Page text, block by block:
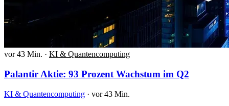
vor 43 Min. · KI & Quantencomputing
Palantir Aktie: 93 Prozent Wachstum im Q2
KI & Quantencomputing · vor 43 Min.